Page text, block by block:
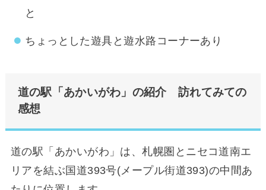
と
ちょっとした遊具と遊水路コーナーあり
道の駅「あかいがわ」の紹介 訪れてみての
感想
道の駅「あかいがわ」は、札幌圏とニセコ道南エ
リアを結ぶ国道393号(メープル街道393)の中間あ